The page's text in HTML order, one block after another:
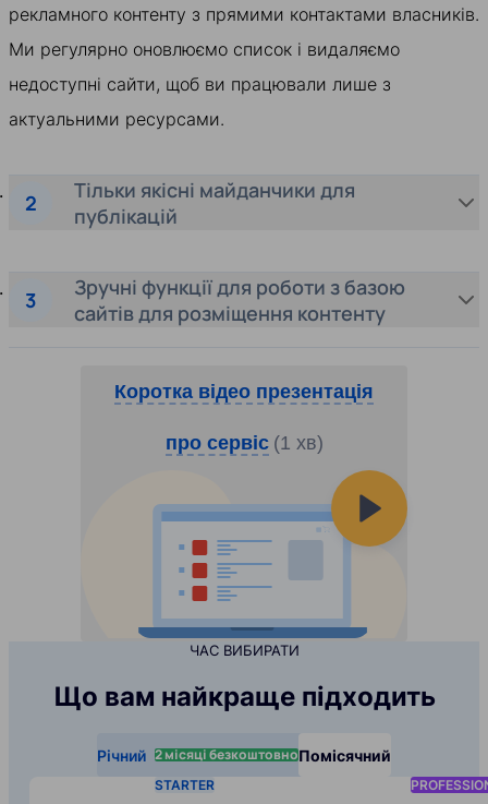
рекламного контенту з прямими контактами власників.
Ми регулярно оновлюємо список і видаляємо
недоступні сайти, щоб ви працювали лише з
актуальними ресурсами.
Тільки якісні майданчики для
публікацій
Зручні функції для роботи з базою
сайтів для розміщення контенту
Коротка відео презентація
про сервіс (1 хв)
ЧАС ВИБИРАТИ
Що вам найкраще підходить
Річний 2 місяці безкоштовноПомісячний
STARTER